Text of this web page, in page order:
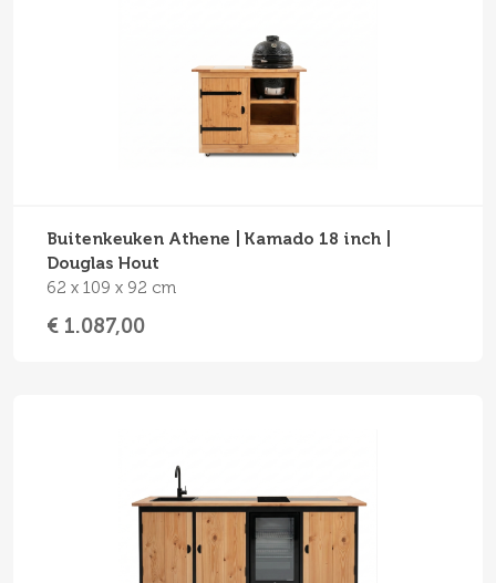
Buitenkeuken Athene | Kamado 18 inch |
Douglas Hout
62 x 109 x 92 cm
€ 1.087,00